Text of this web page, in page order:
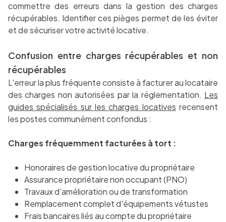
commettre des erreurs dans la gestion des charges
récupérables. Identifier ces pièges permet de les éviter
et de sécuriser votre activité locative.
Confusion entre charges récupérables et non
récupérables
L'erreur la plus fréquente consiste à facturer au locataire
des charges non autorisées par la réglementation. Les
guides spécialisés sur les charges locatives recensent
les postes communément confondus :
Charges fréquemment facturées à tort :
Honoraires de gestion locative du propriétaire
Assurance propriétaire non occupant (PNO)
Travaux d'amélioration ou de transformation
Remplacement complet d'équipements vétustes
Frais bancaires liés au compte du propriétaire